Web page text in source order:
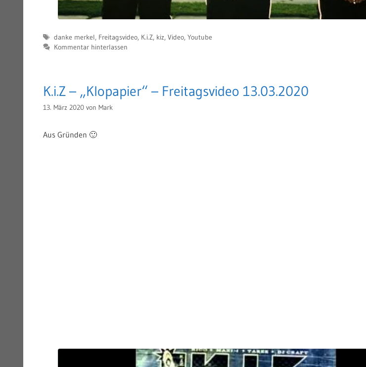
Schlagwörter
danke merkel, Freitagsvideo, K.i.Z, kiz, Video, Youtube
Kommentar hinterlassen
K.i.Z – „Klopapier“ – Freitagsvideo 13.03.2020
13. März 2020 von Mark
Aus Gründen 🙂